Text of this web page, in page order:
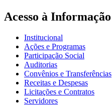
Acesso à Informação
Institucional
Ações e Programas
Participação Social
Auditorias
Convênios e Transferências
Receitas e Despesas
Licitações e Contratos
Servidores